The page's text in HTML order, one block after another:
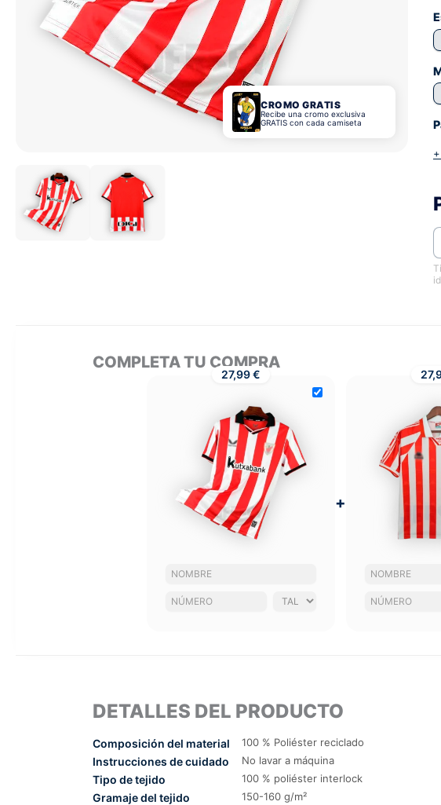
CROMO GRATIS
Recibe una cromo exclusiva
GRATIS con cada camiseta
COMPLETA TU COMPRA
27,99 €
+
DETALLES DEL PRODUCTO
Composición del material 100 % Poliéster reciclado
Instrucciones de cuidado No lavar a máquina
Tipo de tejido 100 % poliéster interlock
Gramaje del tejido 150-160 g/m²